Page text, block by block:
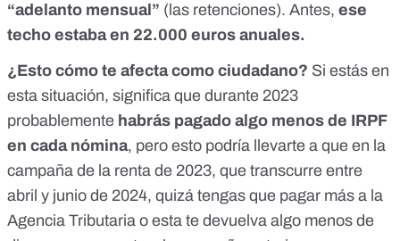
“adelanto mensual” (las retenciones). Antes, ese
techo estaba en 22.000 euros anuales.
¿Esto cómo te afecta como ciudadano? Si estás en
esta situación, significa que durante 2023
probablemente habrás pagado algo menos de IRPF
en cada nómina, pero esto podría llevarte a que en la
campaña de la renta de 2023, que transcurre entre
abril y junio de 2024, quizá tengas que pagar más a la
Agencia Tributaria o esta te devuelva algo menos de